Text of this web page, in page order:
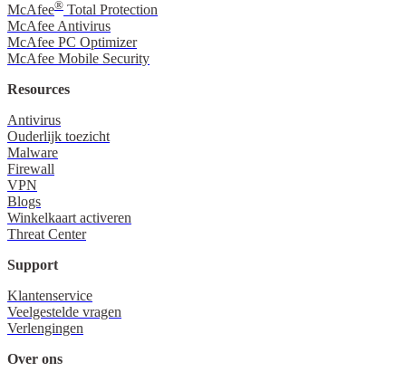
McAfee® Total Protection
McAfee Antivirus
McAfee PC Optimizer
McAfee Mobile Security
Resources
Antivirus
Ouderlijk toezicht
Malware
Firewall
VPN
Blogs
Winkelkaart activeren
Threat Center
Support
Klantenservice
Veelgestelde vragen
Verlengingen
Over ons